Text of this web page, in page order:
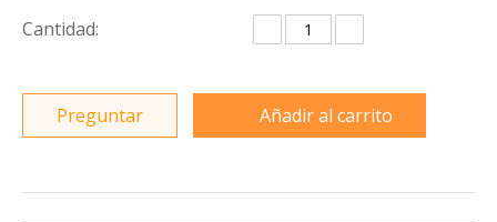
Cantidad:
Preguntar Añadir al carrito